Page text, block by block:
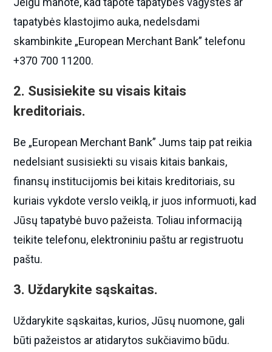
tapatybės klastojimo auka, nedelsdami
skambinkite „European Merchant Bank” telefonu
+370 700 11200.
2. Susisiekite su visais kitais
kreditoriais.
Be „European Merchant Bank” Jums taip pat reikia
nedelsiant susisiekti su visais kitais bankais,
finansų institucijomis bei kitais kreditoriais, su
kuriais vykdote verslo veiklą, ir juos informuoti, kad
Jūsų tapatybė buvo pažeista. Toliau informaciją
teikite telefonu, elektroniniu paštu ar registruotu
paštu.
3. Uždarykite sąskaitas.
Uždarykite sąskaitas, kurios, Jūsų nuomone, gali
būti pažeistos ar atidarytos sukčiavimo būdu.